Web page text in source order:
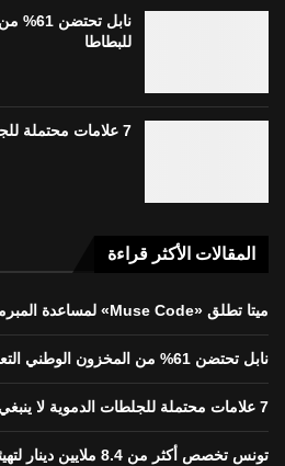
نابل
للبطاطا
7 علامات محتملة للجلطات الدموية لا ينبغي تجاهلها
المقالات الأكثر قراءة
ميتا تطلق «Muse Code» لمساعدة المبرمجين بالذكاء الاصطناعي
نابل تحتضن 61% من المخزون الوطني التعديلي للبطاطا
7 علامات محتملة للجلطات الدموية لا ينبغي تجاهلها
تونس تخصص أكثر من 8.4 ملايين دينار لتهيئة المناطق السياحية